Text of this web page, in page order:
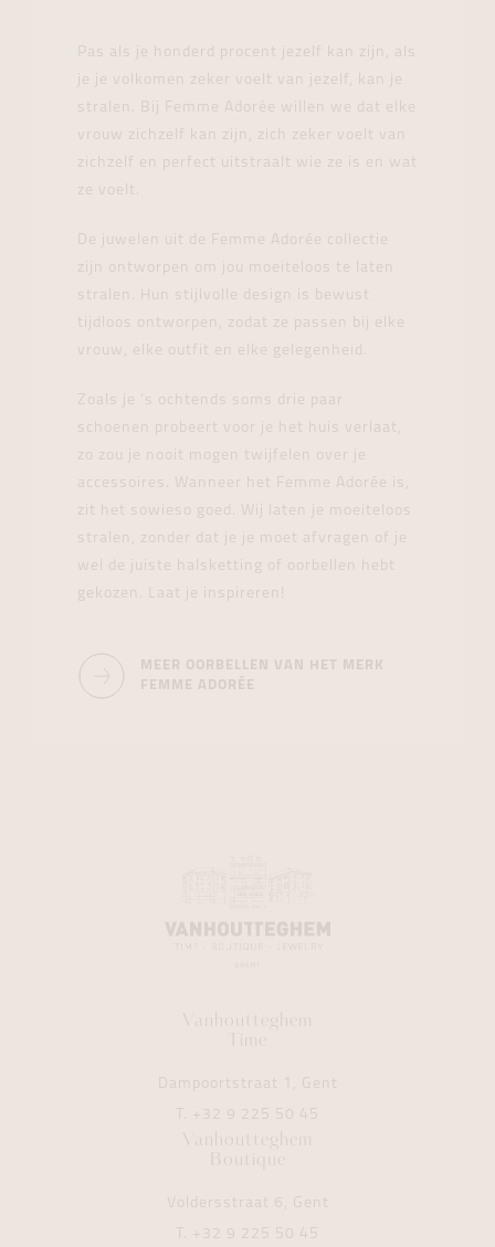
Pas als je honderd procent jezelf kan zijn, als
je je volkomen zeker voelt van jezelf, kan je
stralen. Bij Femme Adorée willen we dat elke
vrouw zichzelf kan zijn, zich zeker voelt van
zichzelf en perfect uitstraalt wie ze is en wat
ze voelt.
De juwelen uit de Femme Adorée collectie
zijn ontworpen om jou moeiteloos te laten
stralen. Hun stijlvolle design is bewust
tijdloos ontworpen, zodat ze passen bij elke
vrouw, elke outfit en elke gelegenheid.
Zoals je ’s ochtends soms drie paar
schoenen probeert voor je het huis verlaat,
zo zou je nooit mogen twijfelen over je
accessoires. Wanneer het Femme Adorée is,
zit het sowieso goed. Wij laten je moeiteloos
stralen, zonder dat je je moet afvragen of je
wel de juiste halsketting of oorbellen hebt
gekozen. Laat je inspireren!
MEER OORBELLEN VAN HET MERK
FEMME ADORÉE
Vanhoutteghem
Time
Dampoortstraat 1, Gent
T. +32 9 225 50 45
Vanhoutteghem
Boutique
Voldersstraat 6, Gent
T. +32 9 225 50 45